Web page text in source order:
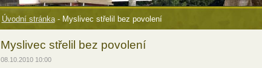
Úvodní stránka - Myslivec střelil bez povolení
Myslivec střelil bez povolení
08.10.2010 10:00